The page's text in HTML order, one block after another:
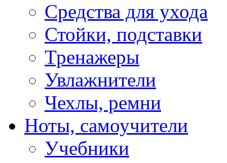
Средства для ухода
Стойки, подставки
Тренажеры
Увлажнители
Чехлы, ремни
Ноты, самоучители
Учебники